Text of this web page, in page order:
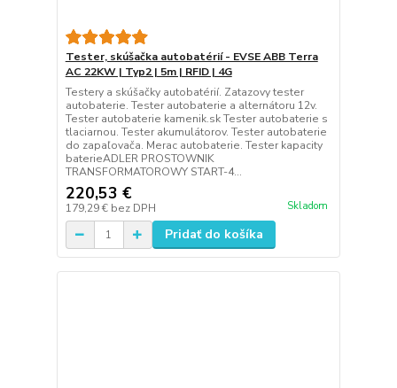
Tester, skúšačka autobatérií - EVSE ABB Terra
AC 22KW | Typ2 | 5m | RFID | 4G
Testery a skúšačky autobatérií. Zatazovy tester
autobaterie. Tester autobaterie a alternátoru 12v.
Tester autobaterie kamenik.sk Tester autobaterie s
tlaciarnou. Tester akumulátorov. Tester autobaterie
do zapaľovača. Merac autobaterie. Tester kapacity
baterieADLER PROSTOWNIK
TRANSFORMATOROWY START-4...
220,53 €
179,29 € bez DPH Skladom
Pridať do košíka